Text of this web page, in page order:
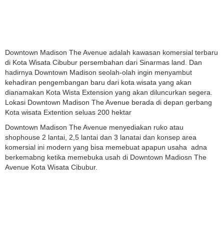
Downtown Madison The Avenue adalah kawasan komersial terbaru
di Kota Wisata Cibubur persembahan dari Sinarmas land. Dan
hadirnya Downtown Madison seolah-olah ingin menyambut
kehadiran pengembangan baru dari kota wisata yang akan
dianamakan Kota Wista Extension yang akan diluncurkan segera.
Lokasi Downtown Madison The Avenue berada di depan gerbang
Kota wisata Extention seluas 200 hektar
Downtown Madison The Avenue menyediakan ruko atau
shophouse 2 lantai, 2,5 lantai dan 3 lanatai dan konsep area
komersial ini modern yang bisa memebuat apapun usaha adna
berkemabng ketika memebuka usah di Downtown Madiosn The
Avenue Kota Wisata Cibubur.